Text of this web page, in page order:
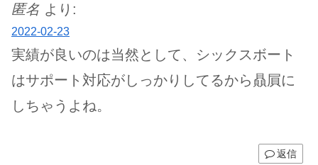
匿名 より:
2022-02-23
実績が良いのは当然として、シックスボート
はサポート対応がしっかりしてるから贔屓に
しちゃうよね。
返信